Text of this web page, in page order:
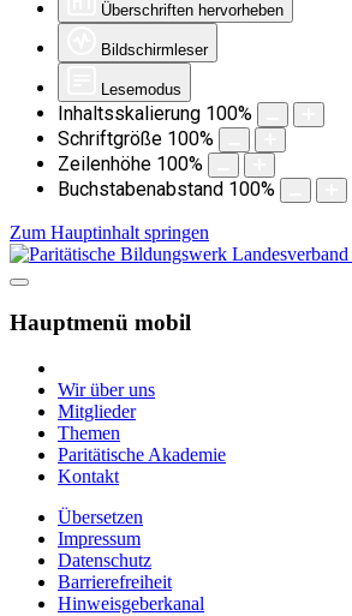
Überschriften hervorheben
Bildschirmleser
Lesemodus
Inhaltsskalierung 100%
Schriftgröße 100%
Zeilenhöhe 100%
Buchstabenabstand 100%
Zum Hauptinhalt springen
Hauptmenü mobil
Wir über uns
Mitglieder
Themen
Paritätische Akademie
Kontakt
Übersetzen
Impressum
Datenschutz
Barrierefreiheit
Hinweisgeberkanal